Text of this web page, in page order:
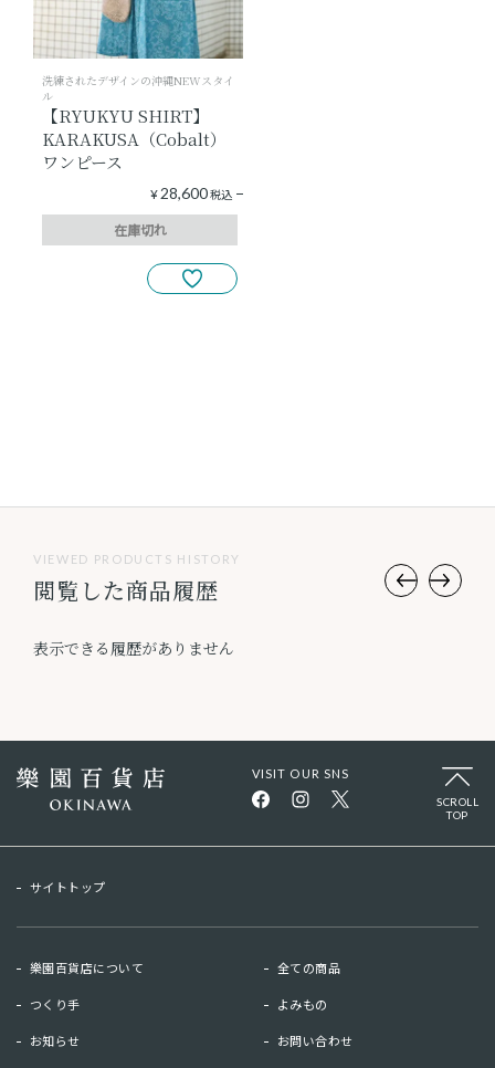
洗練されたデザインの沖縄NEWスタイ
ル
【RYUKYU SHIRT】
KARAKUSA（Cobalt）
ワンピース
¥ 28,600税込
在庫切れ
VIEWED PRODUCTS HISTORY
閲覧した商品履歴
表示できる履歴がありません
VISIT OUR SNS
SCROLL
TOP
サイトトップ
樂園百貨店について 全ての商品
つくり手 よみもの
お知らせ お問い合わせ